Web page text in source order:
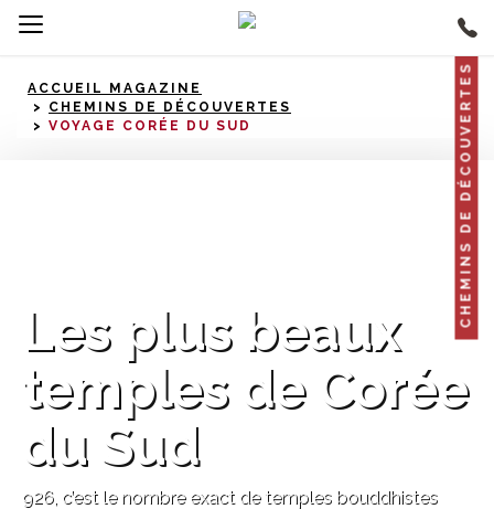
ACCUEIL MAGAZINE
CHEMINS DE DÉCOUVERTES
VOYAGE CORÉE DU SUD
CHEMINS DE DÉCOUVERTES
Les plus beaux
temples de Corée
du Sud
926, c’est le nombre exact de temples bouddhistes